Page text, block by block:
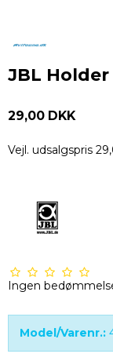
JBL
29,00 DKK
Vejl. udsalgspris
Ingen
Model/Varenr.: